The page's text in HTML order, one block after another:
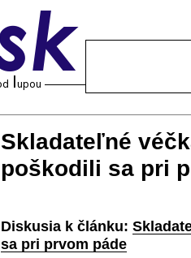
Skladateľné
poškodili sa pri
Diskusia k článku:
sa pri prvom páde